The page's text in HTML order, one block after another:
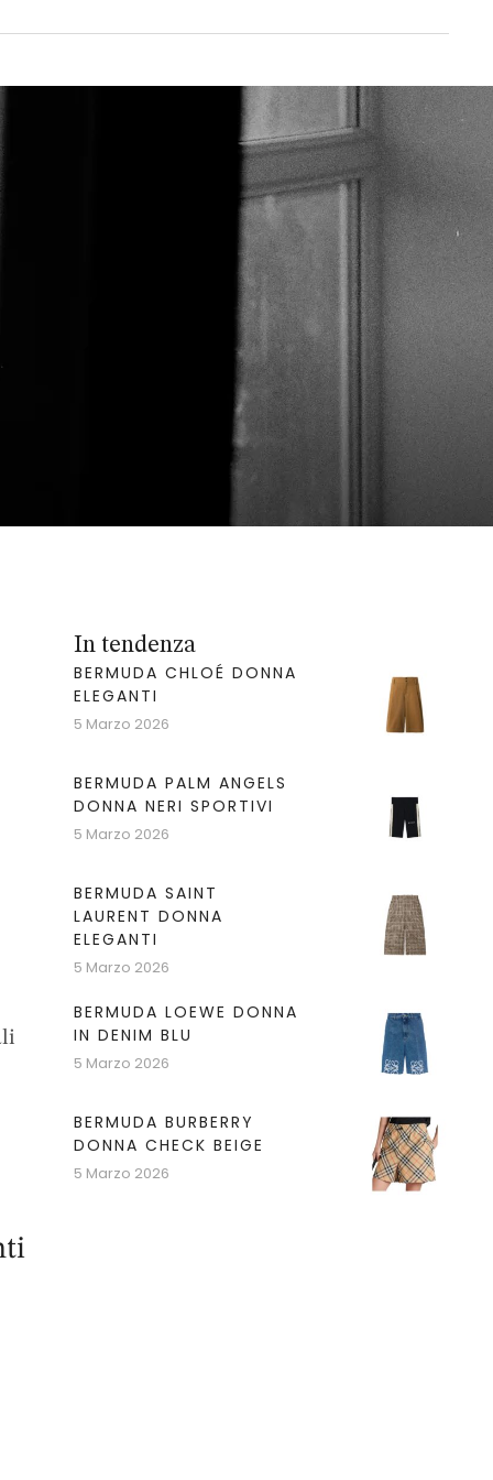
In tendenza
BERMUDA CHLOÉ DONNA
ELEGANTI
5 Marzo 2026
BERMUDA PALM ANGELS
DONNA NERI SPORTIVI
5 Marzo 2026
BERMUDA SAINT
LAURENT DONNA
ELEGANTI
5 Marzo 2026
BERMUDA LOEWE DONNA
IN DENIM BLU
5 Marzo 2026
BERMUDA BURBERRY
DONNA CHECK BEIGE
5 Marzo 2026